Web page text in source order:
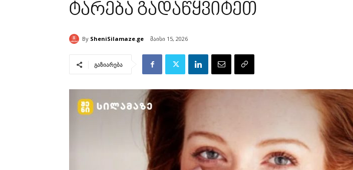
ტარება გადაწყვიტეთ
By SheniSilamaze.ge მაისი 15, 2026
გაზიარება